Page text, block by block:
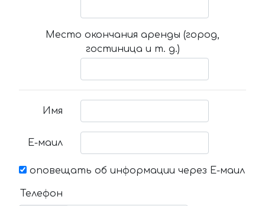
Место окончания аренды (город,
гостиница и т. д.)
Имя
Е-маил
оповещать об информации через Е-маил
Телефон